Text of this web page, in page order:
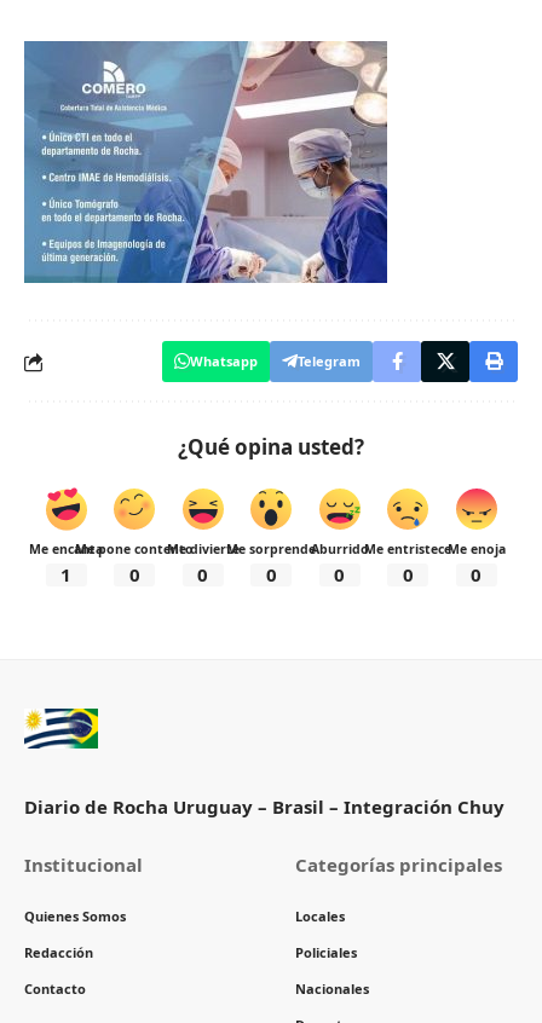
Whatsapp Telegram
¿Qué opina usted?
Me encanta
1
Me pone contento
0
Me divierte
0
Me sorprende
0
Aburrido
0
Me entristece
0
Me enoja
0
Diario de Rocha Uruguay – Brasil – Integración Chuy
Institucional
Quienes Somos
Redacción
Contacto
Categorías principales
Locales
Policiales
Nacionales